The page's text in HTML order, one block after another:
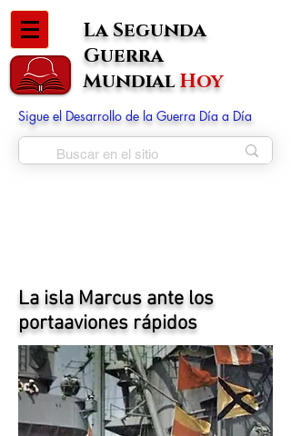
La Segunda
Guerra
MundialHoy
Sigue el Desarrollo de la Guerra Día a Día
La isla Marcus ante los
portaaviones rápidos